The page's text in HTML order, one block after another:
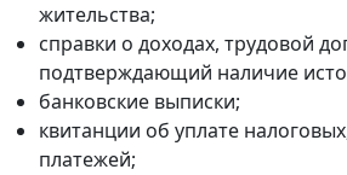
жительства;
справки о доходах, трудовой
подтверждающий наличие
банковские выписки;
квитанции об уплате
платежей;